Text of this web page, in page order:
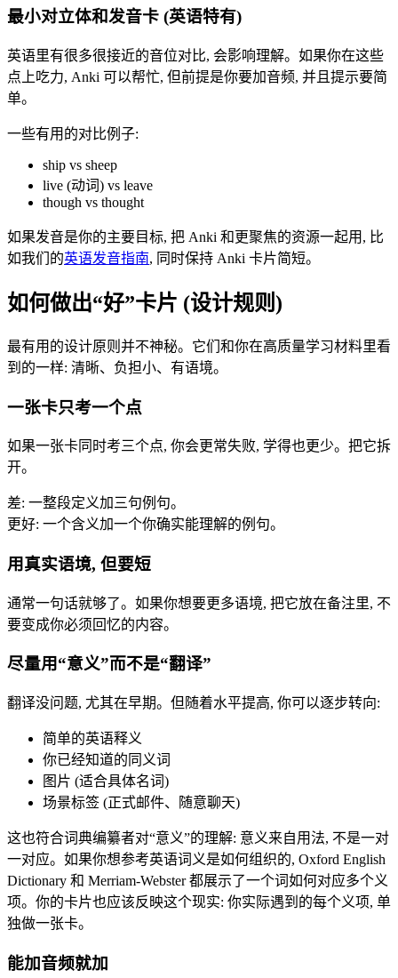
最小对立体和发音卡 (英语特有)
英语里有很多很接近的音位对比, 会影响理解。如果你在这些
点上吃力, Anki 可以帮忙, 但前提是你要加音频, 并且提示要简
单。
一些有用的对比例子:
ship vs sheep
live (动词) vs leave
though vs thought
如果发音是你的主要目标, 把 Anki 和更聚焦的资源一起用, 比
如我们的英语发音指南, 同时保持 Anki 卡片简短。
如何做出“好”卡片 (设计规则)
最有用的设计原则并不神秘。它们和你在高质量学习材料里看
到的一样: 清晰、负担小、有语境。
一张卡只考一个点
如果一张卡同时考三个点, 你会更常失败, 学得也更少。把它拆
开。
差: 一整段定义加三句例句。
更好: 一个含义加一个你确实能理解的例句。
用真实语境, 但要短
通常一句话就够了。如果你想要更多语境, 把它放在备注里, 不
要变成你必须回忆的内容。
尽量用“意义”而不是“翻译”
翻译没问题, 尤其在早期。但随着水平提高, 你可以逐步转向:
简单的英语释义
你已经知道的同义词
图片 (适合具体名词)
场景标签 (正式邮件、随意聊天)
这也符合词典编纂者对“意义”的理解: 意义来自用法, 不是一对
一对应。如果你想参考英语词义是如何组织的, Oxford English
Dictionary 和 Merriam-Webster 都展示了一个词如何对应多个义
项。你的卡片也应该反映这个现实: 你实际遇到的每个义项, 单
独做一张卡。
能加音频就加